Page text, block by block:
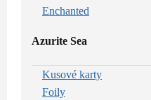
Enchanted
Azurite Sea
Kusové karty
Foily